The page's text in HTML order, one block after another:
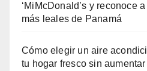
‘MiMcDonald’s y reconoce
más leales de Panamá
Cómo elegir un aire
tu hogar fresco sin